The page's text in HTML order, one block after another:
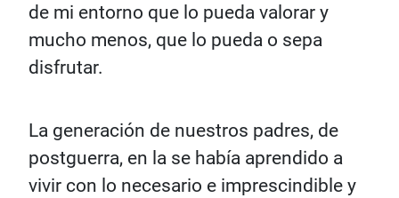
de mi entorno que lo pueda valorar y
mucho menos, que lo pueda o sepa
disfrutar.
La generación de nuestros padres, de
postguerra, en la se había aprendido a
vivir con lo necesario e imprescindible y